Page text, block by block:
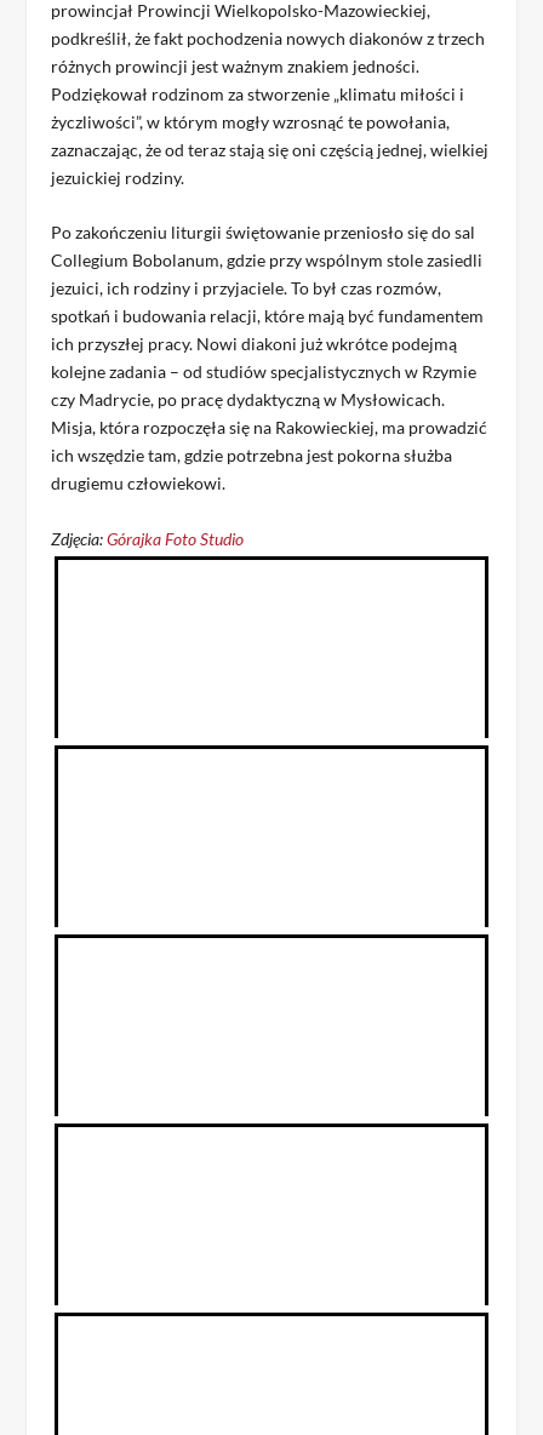
prowincjał Prowincji Wielkopolsko-Mazowieckiej,
podkreślił, że fakt pochodzenia nowych diakonów z trzech
różnych prowincji jest ważnym znakiem jedności.
Podziękował rodzinom za stworzenie „klimatu miłości i
życzliwości”, w którym mogły wzrosnąć te powołania,
zaznaczając, że od teraz stają się oni częścią jednej, wielkiej
jezuickiej rodziny.
Po zakończeniu liturgii świętowanie przeniosło się do sal
Collegium Bobolanum, gdzie przy wspólnym stole zasiedli
jezuici, ich rodziny i przyjaciele. To był czas rozmów,
spotkań i budowania relacji, które mają być fundamentem
ich przyszłej pracy. Nowi diakoni już wkrótce podejmą
kolejne zadania – od studiów specjalistycznych w Rzymie
czy Madrycie, po pracę dydaktyczną w Mysłowicach.
Misja, która rozpoczęła się na Rakowieckiej, ma prowadzić
ich wszędzie tam, gdzie potrzebna jest pokorna służba
drugiemu człowiekowi.
Zdjęcia:Górajka Foto Studio